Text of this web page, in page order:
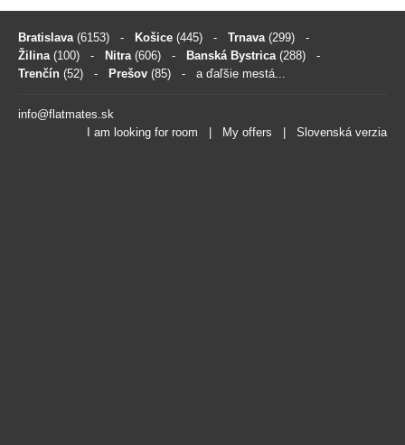
Bratislava (6153) - Košice (445) - Trnava (299) -
Žilina (100) - Nitra (606) - Banská Bystrica (288) -
Trenčín (52) - Prešov (85) - a ďaľšie mestá...
info@flatmates.sk
I am looking for room
My offers Slovenská verzia